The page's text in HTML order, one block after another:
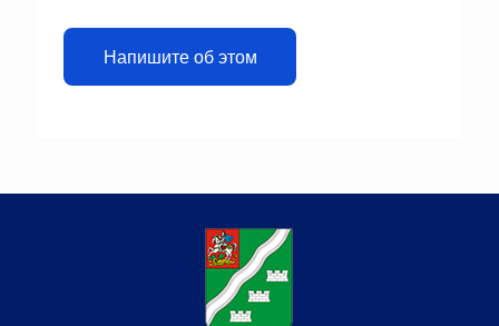
Напишите об этом